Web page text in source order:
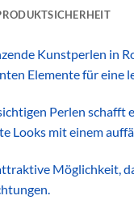
Kunstperlen in
Elemente für eine
Perlen
Looks mit einem
Möglichkeit,